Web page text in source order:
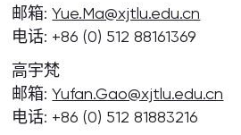
邮箱:Yue.Ma@xjtlu.edu.cn
电话: +86 (0) 512 88161369
高宇梵
邮箱:Yufan.Gao@xjtlu.edu.cn
电话: +86 (0) 512 81883216